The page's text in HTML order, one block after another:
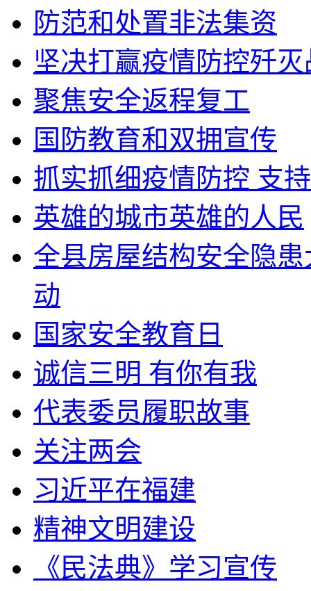
防范和处置非法集资
坚决打赢疫情防控歼灭
聚焦安全返程复工
国防教育和双拥宣传
抓实抓细疫情防控 支
英雄的城市英雄的人民
全县房屋结构安全隐
动
国家安全教育日
诚信三明 有你有我
代表委员履职故事
关注两会
习近平在福建
精神文明建设
《民法典》学习宣传